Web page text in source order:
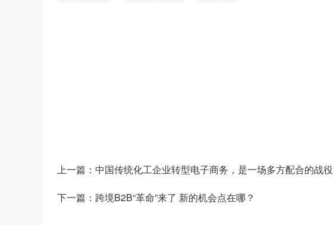
上一篇： 中国传统化工企业转型电子商务，是一场多方配合的战役
下一篇： 跨境B2B“革命”来了 新的机会点在哪？